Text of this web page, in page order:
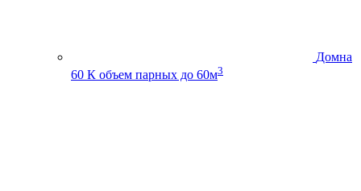
Домна
60 К объем парных до 60м3